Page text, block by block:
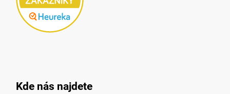
Kde nás najdete